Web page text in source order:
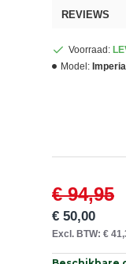
REVIEWS
Voorraad:
Model:
€ 50,00
€ 94,95
Excl. BTW: €